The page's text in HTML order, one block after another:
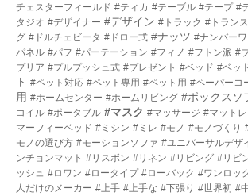
チェスターフィールド #ティカ #テーブル #テープ #
タジオ #デザイナー #デザイン #トラック #トラン
グ #ドルチェビータ #ドロー式 #ナッツ #ナンバー
パネル #パフ #パーテーション #フィノ #フトン派 #
プリア #プルプッシュ式 #プレゼント #ベッド #ベッ
ト #ペット対応 #ペット専用 #ペット用 #ペーパーコ
用 #ホームセンター #ホームリビング #ボックスソ
コイル #ポータブル #マスク #マッサージ #マットレ
マーフィーベッド #ミシン #ミレ #モノ #モノづくり
モノの選び方 #モーションソファ #ユニバーサルデザ
ンチョンマット #リスボン #リネン #リビング #リビ
ッシュ #ロワン #ロータイプ #ローバック #ワンロッ
人だけのメーカー #上手 #上手な #下張り #世界初 #